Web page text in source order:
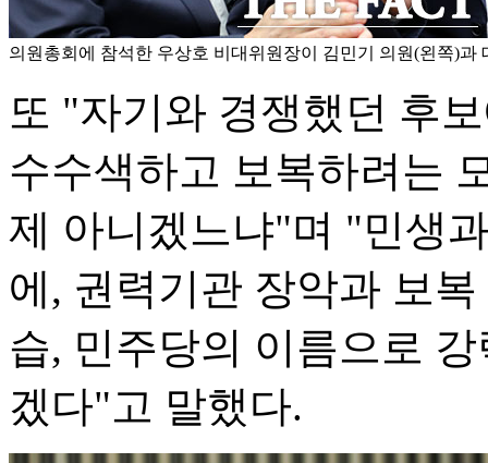
의원총회에 참석한 우상호 비대위원장이 김민기 의원(왼쪽)과
또 "자기와 경쟁했던 후
수수색하고 보복하려는
제 아니겠느냐"며 "민생
에, 권력기관 장악과 보
습, 민주당의 이름으로
겠다"고 말했다.